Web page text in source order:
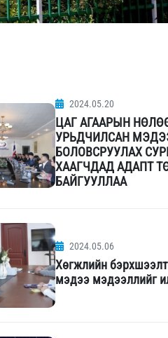
2024.05.20
ЦАГ АГААРЫН
УРЬДЧИЛСАН
БОЛОВСРУУЛАХ
ХААГЧДАД АДАПТ
БАЙГУУЛЛАА
2024.05.06
Хөгжлийн
мэдээ мэдээллийг